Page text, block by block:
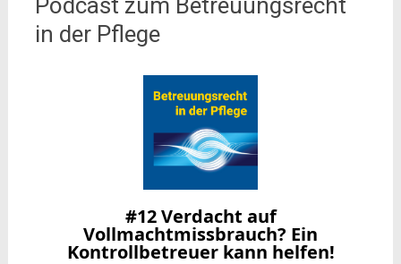
Podcast zum Betreuungsrecht
in der Pflege